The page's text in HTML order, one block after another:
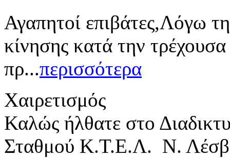
Αγαπητοί επιβάτες,Λόγω
κίνησης κατά την
πρ...περισσότερα
Χαιρετισμός
Καλώς ήλθατε στο
Σταθμού Κ.Τ.Ε.Λ. Ν.